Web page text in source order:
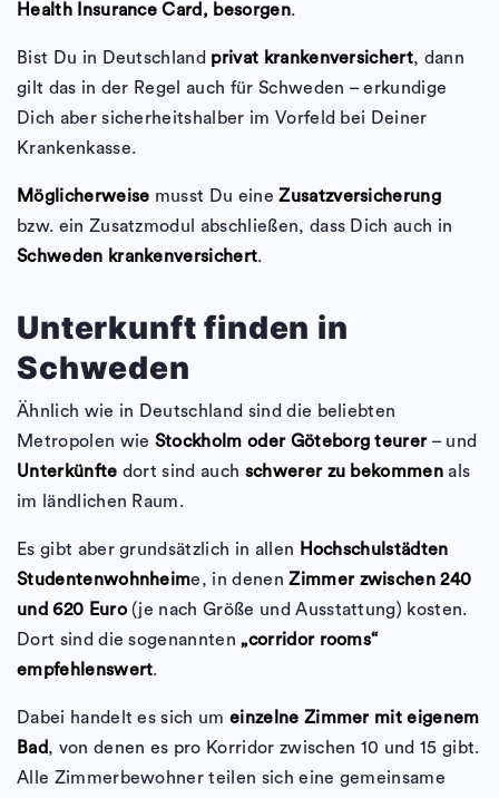
Health Insurance Card, besorgen.
Bist Du in Deutschland privat krankenversichert, dann
gilt das in der Regel auch für Schweden – erkundige
Dich aber sicherheitshalber im Vorfeld bei Deiner
Krankenkasse.
Möglicherweise musst Du eineZusatzversicherung
bzw. ein Zusatzmodul abschließen, dass Dich auch in
Schweden krankenversichert.
Unterkunft finden in
Schweden
Ähnlich wie in Deutschland sind die beliebten
Metropolen wie Stockholm oder Göteborg teurer– und
Unterkünfte dort sind auch schwerer zu bekommen als
im ländlichen Raum.
Es gibt aber grundsätzlich in allen Hochschulstädten
Studentenwohnheime, in denenZimmer zwischen 240
und 620 Euro(je nach Größe und Ausstattung) kosten.
Dort sind die sogenannten„corridor rooms“
empfehlenswert.
Dabei handelt es sich um einzelne Zimmer mit eigenem
Bad, von denen es pro Korridor zwischen 10 und 15 gibt.
Alle Zimmerbewohner teilen sich eine gemeinsame